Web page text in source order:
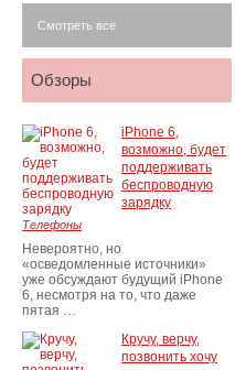
Смотреть все
Обзоры
iPhone 6,
возможно, будет
поддерживать
беспроводную
зарядку
Телефоны
Невероятно, но
«осведомленные источники»
уже обсуждают будущий iPhone
6, несмотря на то, что даже
пятая …
Кручу, верчу,
позвонить хочу